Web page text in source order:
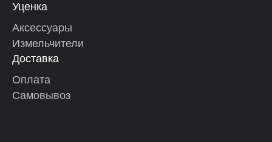
Уценка
Аксессуары
Измельчители
Доставка
Оплата
Самовывоз